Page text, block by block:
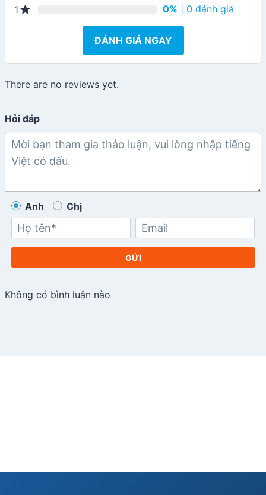
1
0% | 0 đánh giá
ĐÁNH GIÁ NGAY
There are no reviews yet.
Hỏi đáp
Anh Chị
GỬI
Không có bình luận nào